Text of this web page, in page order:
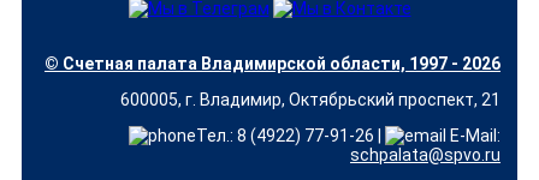
© Счетная палата Владимирской области, 1997 - 2026
600005, г. Владимир, Октябрьский проспект, 21
Тел.: 8 (4922) 77-91-26 |
E-Mail:
schpalata@spvo.ru